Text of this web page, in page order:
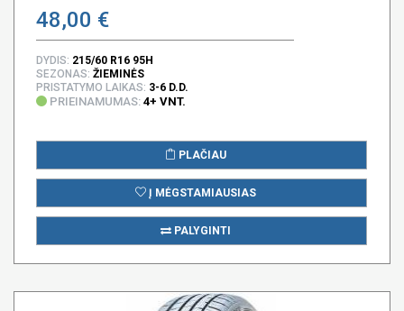
48,00 €
DYDIS: 215/60 R16 95H
SEZONAS: ŽIEMINĖS
PRISTATYMO LAIKAS: 3-6 D.D.
PRIEINAMUMAS: 4+ VNT.
PLAČIAU
Į MĖGSTAMIAUSIAS
PALYGINTI